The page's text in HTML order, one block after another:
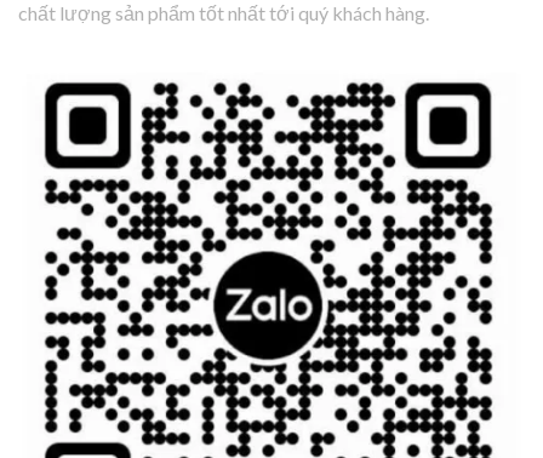
chất lượng sản phẩm tốt nhất tới quý khách hàng.